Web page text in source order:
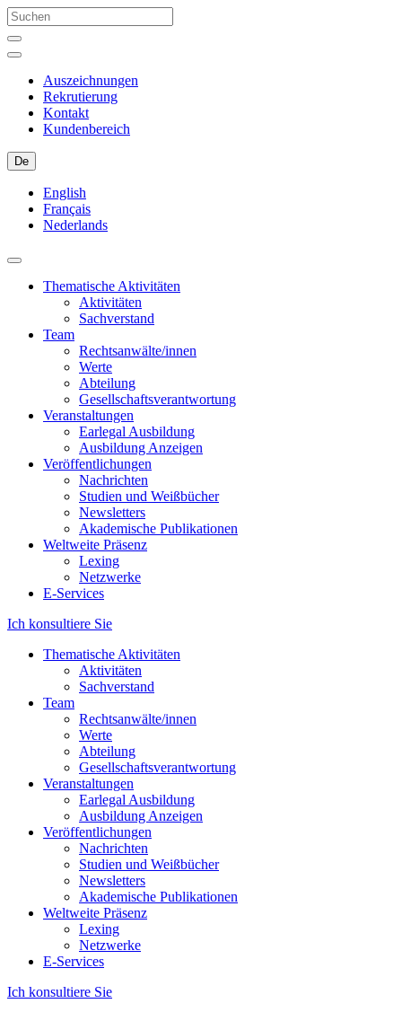
Auszeichnungen
Rekrutierung
Kontakt
Kundenbereich
De
English
Français
Nederlands
Thematische Aktivitäten
Aktivitäten
Sachverstand
Team
Rechtsanwälte/innen
Werte
Abteilung
Gesellschaftsverantwortung
Veranstaltungen
Earlegal Ausbildung
Ausbildung Anzeigen
Veröffentlichungen
Nachrichten
Studien und Weißbücher
Newsletters
Akademische Publikationen
Weltweite Präsenz
Lexing
Netzwerke
E-Services
Ich konsultiere Sie
Thematische Aktivitäten
Aktivitäten
Sachverstand
Team
Rechtsanwälte/innen
Werte
Abteilung
Gesellschaftsverantwortung
Veranstaltungen
Earlegal Ausbildung
Ausbildung Anzeigen
Veröffentlichungen
Nachrichten
Studien und Weißbücher
Newsletters
Akademische Publikationen
Weltweite Präsenz
Lexing
Netzwerke
E-Services
Ich konsultiere Sie